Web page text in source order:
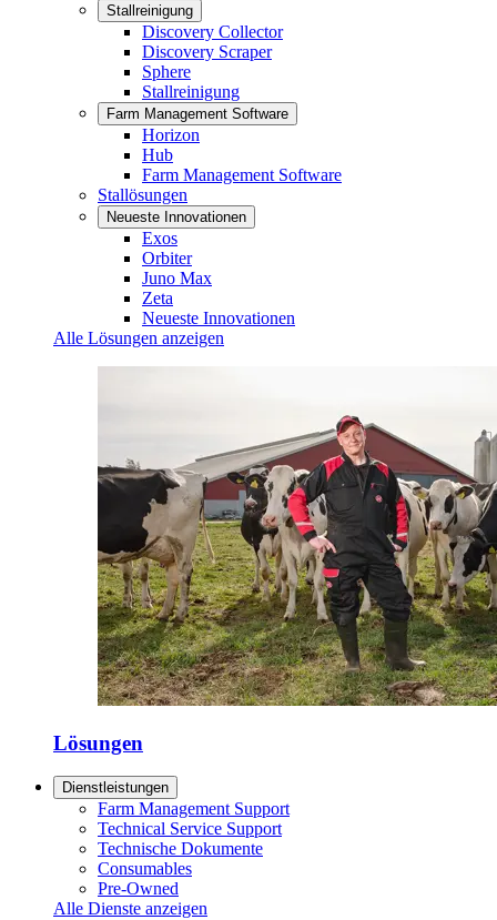
Stallreinigung
Discovery Collector
Discovery Scraper
Sphere
Stallreinigung
Farm Management Software
Horizon
Hub
Farm Management Software
Stallösungen
Neueste Innovationen
Exos
Orbiter
Juno Max
Zeta
Neueste Innovationen
Alle Lösungen anzeigen
Lösungen
Dienstleistungen
Farm Management Support
Technical Service Support
Technische Dokumente
Consumables
Pre-Owned
Alle Dienste anzeigen